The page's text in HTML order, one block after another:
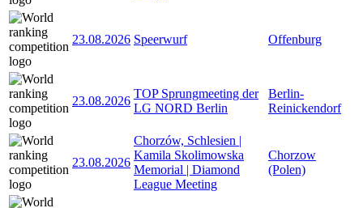
23.08.2026 Speerwurf Offenburg
23.08.2026
TOP Sprungmeeting der
LG NORD Berlin
Berlin-
Reinickendorf
23.08.2026
Chorzów, Schlesien |
Kamila Skolimowska
Memorial | Diamond
League Meeting
Chorzow
(Polen)